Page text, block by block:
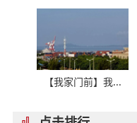
【我家门前】我...